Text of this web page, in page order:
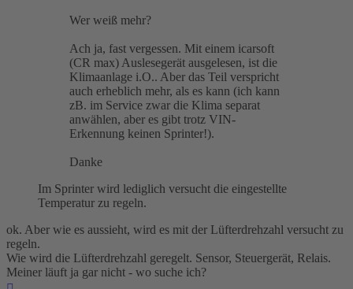
Wer weiß mehr?
Ach ja, fast vergessen. Mit einem icarsoft
(CR max) Auslesegerät ausgelesen, ist die
Klimaanlage i.O.. Aber das Teil verspricht
auch erheblich mehr, als es kann (ich kann
zB. im Service zwar die Klima separat
anwählen, aber es gibt trotz VIN-
Erkennung keinen Sprinter!).
Danke
Im Sprinter wird lediglich versucht die eingestellte
Temperatur zu regeln.
ok. Aber wie es aussieht, wird es mit der Lüfterdrehzahl versucht zu
regeln.
Wie wird die Lüfterdrehzahl geregelt. Sensor, Steuergerät, Relais.
Meiner läuft ja gar nicht - wo suche ich?